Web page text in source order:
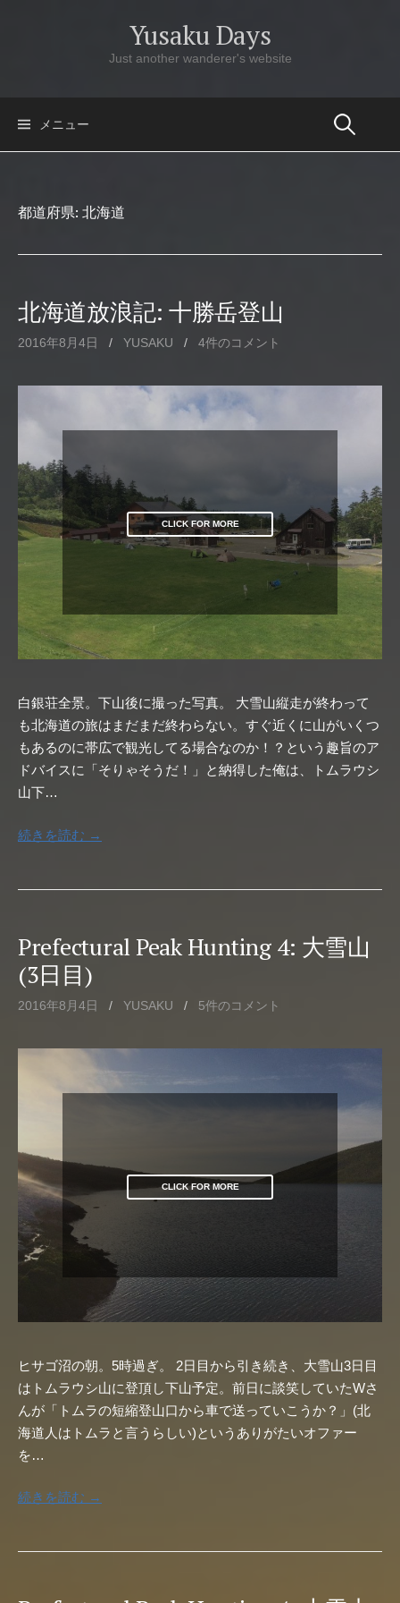
Yusaku Days
Just another wanderer's website
メニュー
都道府県:北海道
北海道放浪記: 十勝岳登山
2016年8月4日 / YUSAKU / 4件のコメント
CLICK FOR MORE
白銀荘全景。下山後に撮った写真。 大雪山縦走が終わって
も北海道の旅はまだまだ終わらない。すぐ近くに山がいくつ
もあるのに帯広で観光してる場合なのか！？という趣旨のア
ドバイスに「そりゃそうだ！」と納得した俺は、トムラウシ
山下…
続きを読む →
Prefectural Peak Hunting 4: 大雪山
(3日目)
2016年8月4日 / YUSAKU / 5件のコメント
CLICK FOR MORE
ヒサゴ沼の朝。5時過ぎ。 2日目から引き続き、大雪山3日目
はトムラウシ山に登頂し下山予定。前日に談笑していたWさ
んが「トムラの短縮登山口から車で送っていこうか？」(北
海道人はトムラと言うらしい)というありがたいオファー
を…
続きを読む →